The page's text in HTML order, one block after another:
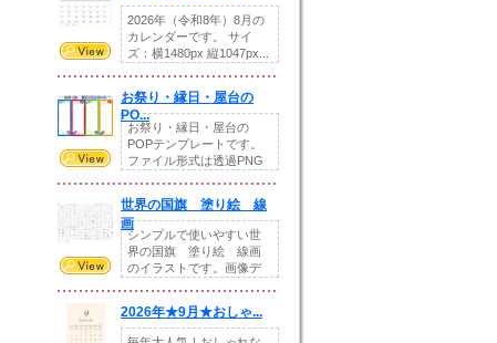
2026年（令和8年）8月の
カレンダーです。 サイ
ズ：横1480px 縦1047px...
お祭り・縁日・屋台の
PO...
お祭り・縁日・屋台の
POPテンプレートです。
ファイル形式は透過PNG
世界の国旗 塗り絵 線
画
シンプルで使いやすい世
界の国旗 塗り絵 線画
のイラストです。画像デ
2026年★9月★おしゃ...